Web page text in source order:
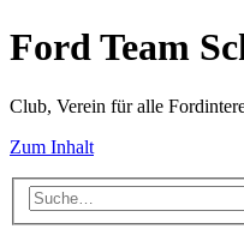
Ford Team
Club, Verein für alle
Zum Inhalt